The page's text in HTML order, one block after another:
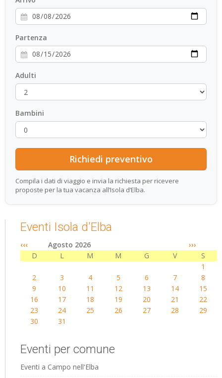
Partenza
Adulti
Bambini
Compila i dati di viaggio e invia la richiesta per ricevere
proposte per la tua vacanza all’Isola d’Elba.
Eventi Isola d'Elba
‹‹‹ Agosto 2026
›››
D
L M M G V
S
1
2
3 4 5 6 7
8
9
10 11 12 13 14
15
16
17 18 19 20 21
22
23
24 25 26 27 28
29
30
31
Eventi per comune
Eventi a Campo nell'Elba